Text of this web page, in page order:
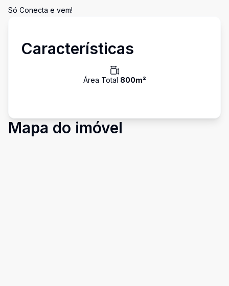
Só Conecta e vem!
Características
Área Total 800m²
Mapa do imóvel